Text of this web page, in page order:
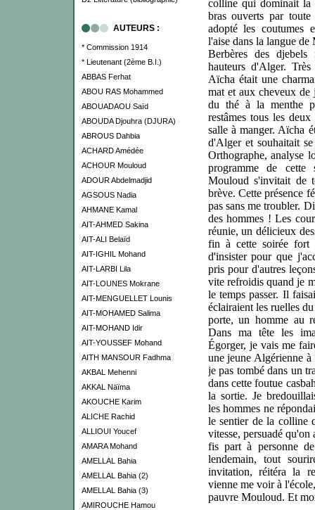
AUTEURS :
* Commission 1914
* Lieutenant (2ème B.I.)
ABBAS Ferhat
ABOU RAS Mohammed
ABOUADAOU Saïd
ABOUDA Djouhra (DJURA)
ABROUS Dahbia
ACHARD Amédée
ACHOUR Mouloud
ADOUR Abdelmadjid
AGSOUS Nadia
AHMANE Kamal
AIT-AHMED Sakina
AIT-ALI Belaïd
AIT-IGHIL Mohand
AIT-LARBI Lila
AIT-LOUNES Mokrane
AIT-MENGUELLET Lounis
AIT-MOHAMED Salima
AIT-MOHAND Idir
AIT-YOUSSEF Mohand
AITH MANSOUR Fadhma
AKBAL Mehenni
AKKAL Näïma
AKOUCHE Karim
ALICHE Rachid
ALLIOUI Youcef
AMARA Mohand
AMELLAL Bahia
AMELLAL Bahia (2)
AMELLAL Bahia (3)
AMIROUCHE Hamou
colline qui dominait la
bras ouverts par
adopté les coutumes
l'aise dans la langue
Berbères des
hauteurs d'Alger.
Aïcha était une
mat et aux cheveux
du thé à la menthe
restâmes tous les
salle à manger. Aïcha
d'Alger et souhaitait
Orthographe, analyse
programme de cette
Mouloud s'invitait de
brève. Cette présence
pas sans me troubler.
des hommes ! Les
réunie, un délicieux
fin à cette soirée fort
d'insister pour que
pris pour d'autres
vite refroidis quand je
le temps passer. Il
éclairaient les ruelles
porte, un homme au
Dans ma tête les
Égorger, je vais me
une jeune Algérienne
je pas tombé dans un
dans cette foutue
la sortie. Je
les hommes ne
le sentier de la colline
vitesse, persuadé
fis part à personne
lendemain, tout
invitation, réitéra la
vienne me voir à
pauvre Mouloud. Et